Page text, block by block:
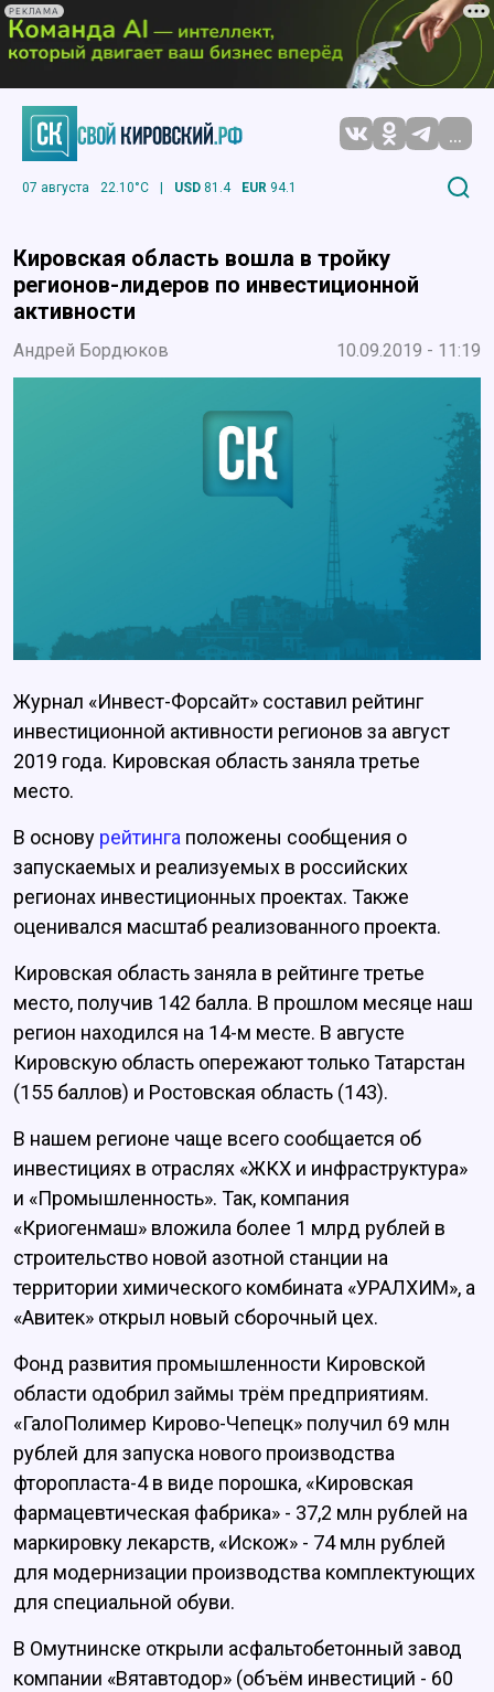
РЕКЛАМА
...
07 августа 22.10°C | USD 81.4 EUR 94.1
Кировская область вошла в тройку
регионов-лидеров по инвестиционной
активности
Андрей Бордюков 10.09.2019 - 11:19
Журнал «Инвест-Форсайт» составил рейтинг
инвестиционной активности регионов за август
2019 года. Кировская область заняла третье
место.
В основу рейтинга положены сообщения о
запускаемых и реализуемых в российских
регионах инвестиционных проектах. Также
оценивался масштаб реализованного проекта.
Кировская область заняла в рейтинге третье
место, получив 142 балла. В прошлом месяце наш
регион находился на 14-м месте. В августе
Кировскую область опережают только Татарстан
(155 баллов) и Ростовская область (143).
В нашем регионе чаще всего сообщается об
инвестициях в отраслях «ЖКХ и инфраструктура»
и «Промышленность». Так, компания
«Криогенмаш» вложила более 1 млрд рублей в
строительство новой азотной станции на
территории химического комбината «УРАЛХИМ», а
«Авитек» открыл новый сборочный цех.
Фонд развития промышленности Кировской
области одобрил займы трём предприятиям.
«ГалоПолимер Кирово-Чепецк» получил 69 млн
рублей для запуска нового производства
фторопласта-4 в виде порошка, «Кировская
фармацевтическая фабрика» - 37,2 млн рублей на
маркировку лекарств, «Искож» - 74 млн рублей
для модернизации производства комплектующих
для специальной обуви.
В Омутнинске открыли асфальтобетонный завод
компании «Вятавтодор» (объём инвестиций - 60